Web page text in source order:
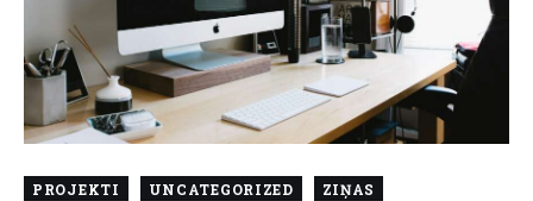
PROJEKTI UNCATEGORIZED ZIŅAS